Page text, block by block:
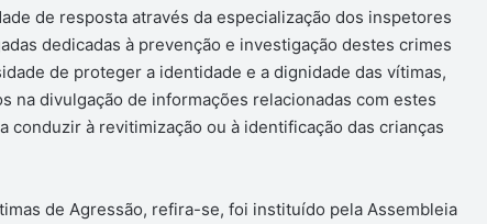
de resposta através da especialização dos inspetores
dedicadas à prevenção e investigação destes crimes
de proteger a identidade e a dignidade das vítimas,
na divulgação de informações relacionadas com estes
conduzir à revitimização ou à identificação das crianças
de Agressão, refira-se, foi instituído pela Assembleia